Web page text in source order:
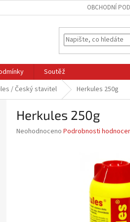
OBCHODNÍ
Soutěž
/ Český stavitel Herkules 250g
Herkules 250g
Průměrné
Neohodnoceno Podrobnosti